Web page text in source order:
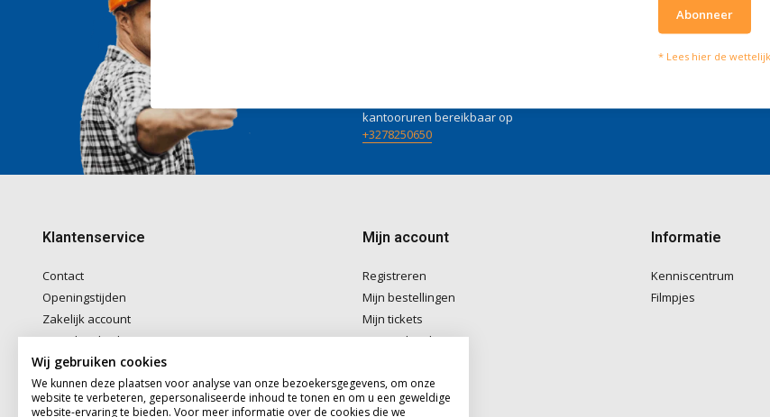
kantooruren bereikbaar op
+3278250650
Wat onze
Wij
Klantenservice
Contact
Openingstijden
Zakelijk account
Betaalmethoden
Verzenden & Afhalen
Algemene voorwaarden
Disclaimer
Mijn account
Registreren
Mijn bestellingen
Mijn tickets
Mijn verlanglijst
Informatie
Kenniscentrum
Filmpjes
Abonneer
* Lees hier de
Wij gebruiken cookies
We kunnen deze plaatsen voor analyse van onze bezoekersgegevens, om onze
website te verbeteren, gepersonaliseerde inhoud te tonen en om u een geweldige
website-ervaring te bieden. Voor meer informatie over de cookies die we